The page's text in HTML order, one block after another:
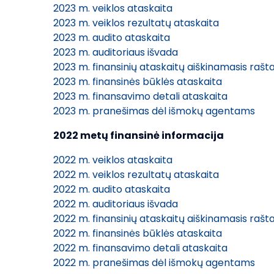
2023 m. veiklos ataskaita
2023 m. veiklos rezultatų ataskaita
2023 m. audito ataskaita
2023 m. auditoriaus išvada
2023 m. finansinių ataskaitų aiškinamasis
2023 m. finansinės būklės ataskaita
2023 m. finansavimo detali ataskaita
2023 m. pranešimas dėl išmokų agentams
2022 metų finansinė informacija
2022 m. veiklos ataskaita
2022 m. veiklos rezultatų ataskaita
2022 m. audito ataskaita
2022 m. auditoriaus išvada
2022 m. finansinių ataskaitų aiškinamasis
2022 m. finansinės būklės ataskaita
2022 m. finansavimo detali ataskaita
2022 m. pranešimas dėl išmokų agentams